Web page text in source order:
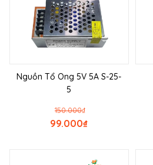
Nguồn Tổ Ong 5V 5A S-25-
5
₫
150.000
₫
99.000